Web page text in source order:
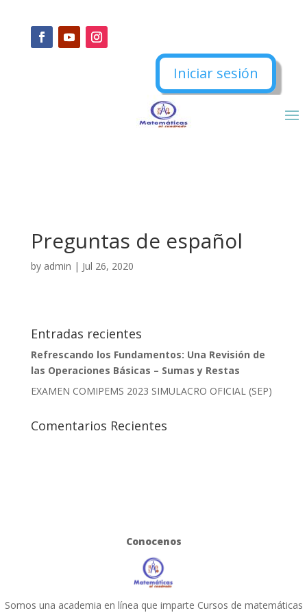
Iniciar sesión
Preguntas de español
by admin | Jul 26, 2020
Entradas recientes
Refrescando los Fundamentos: Una Revisión de
las Operaciones Básicas – Sumas y Restas
EXAMEN COMIPEMS 2023 SIMULACRO OFICIAL (SEP)
Comentarios Recientes
Conocenos
Somos una academia en línea que imparte Cursos de matemáticas